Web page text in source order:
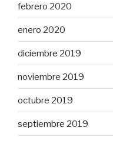
febrero 2020
enero 2020
diciembre 2019
noviembre 2019
octubre 2019
septiembre 2019